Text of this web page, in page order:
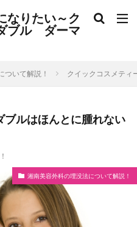
なりたい～ク
ブル ダーマ
ついて解説！ クイックコスメティ
ブルはほんとに腫れない
湘南美容外科の埋没法について解説！